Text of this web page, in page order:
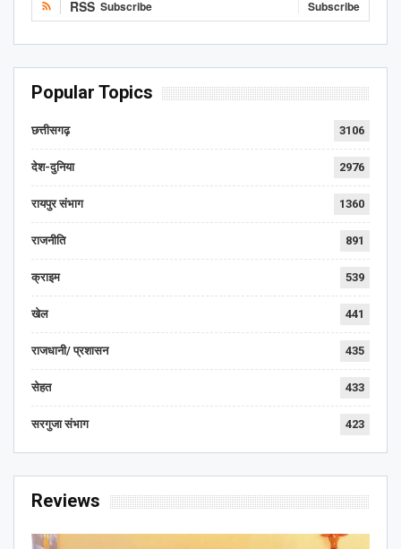
RSS Subscribe Subscribe
Popular Topics
छत्तीसगढ़ 3106
देश-दुनिया 2976
रायपुर संभाग 1360
राजनीति 891
क्राइम 539
खेल 441
राजधानी/ प्रशासन 435
सेहत 433
सरगुजा संभाग 423
Reviews